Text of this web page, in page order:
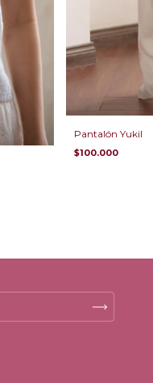
Pantalón Yukil
$100.000